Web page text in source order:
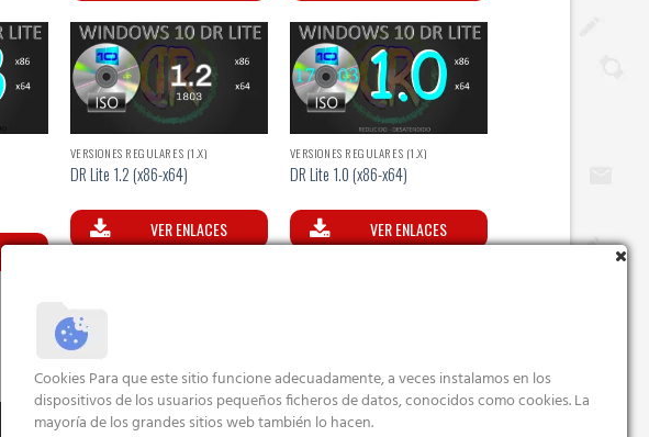
VERSIONES REGULARES (1.X)
DR Lite 1.2 (x86-x64)
VER ENLACES
VERSIONES REGULARES (1.X)
DR Lite 1.0 (x86-x64)
VER ENLACES
Cookies Para que este sitio funcione adecuadamente, a veces instalamos en los
dispositivos de los usuarios pequeños ficheros de datos, conocidos como cookies. La
mayoría de los grandes sitios web también lo hacen.